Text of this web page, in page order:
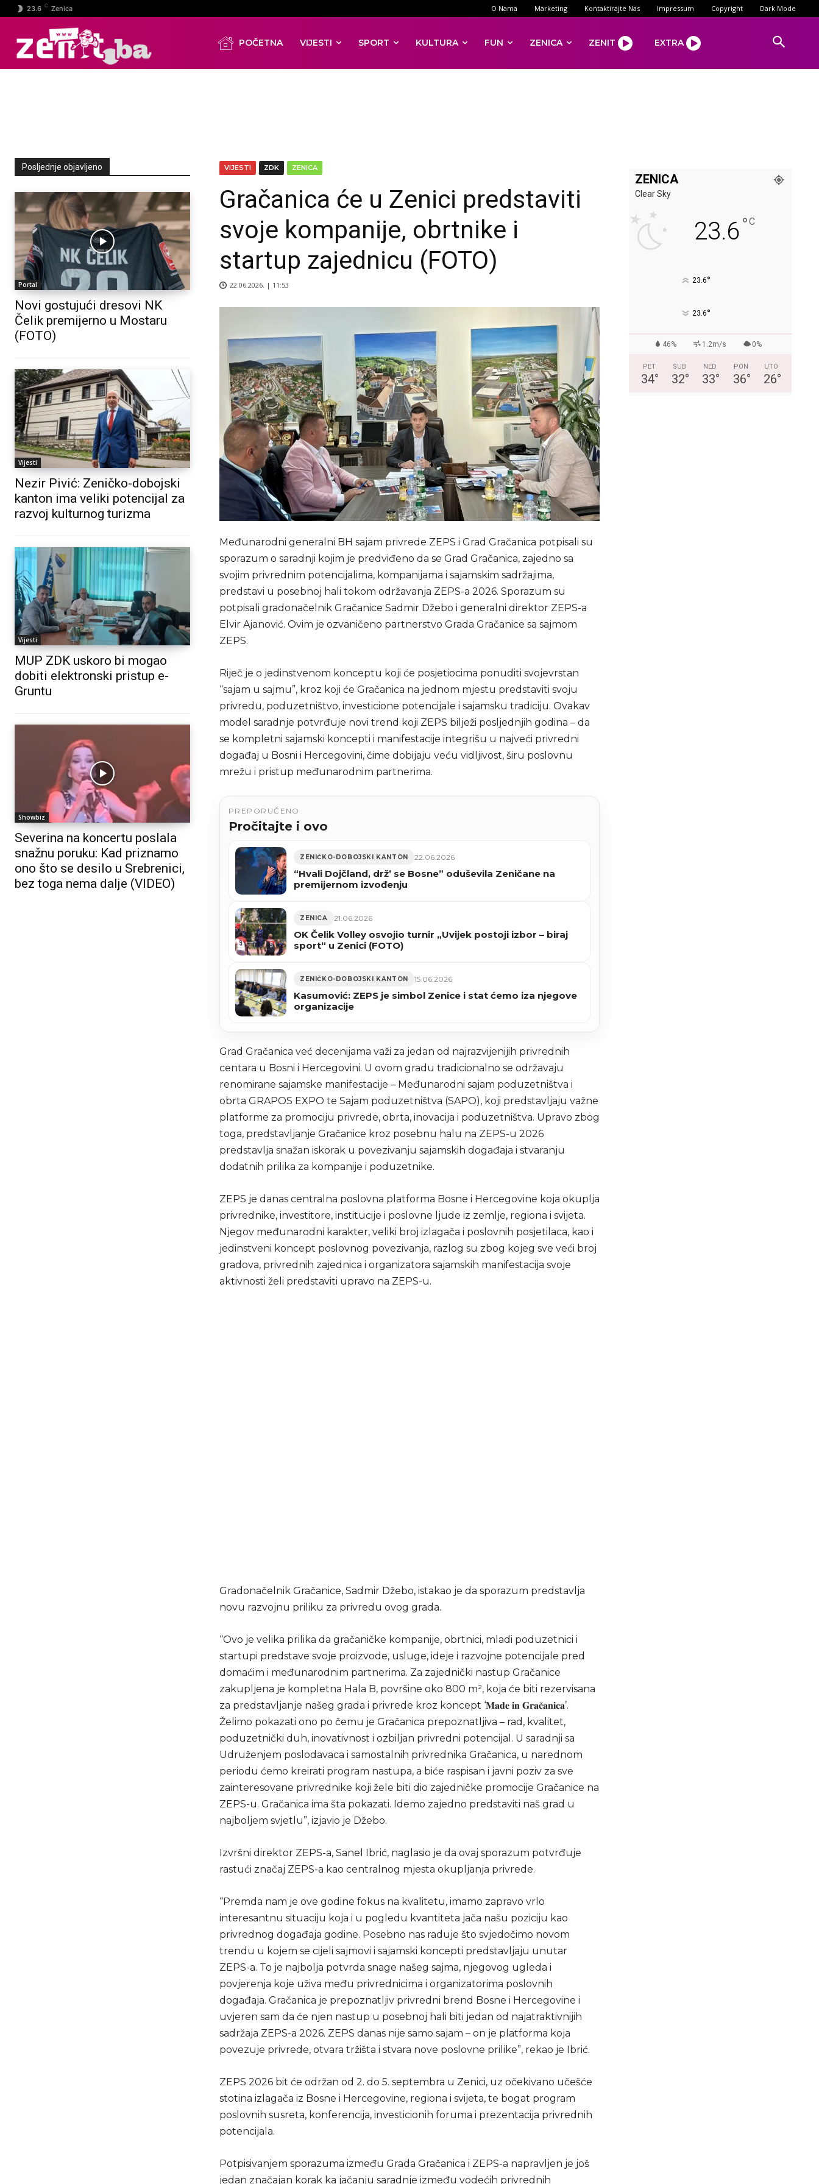
23.6 C Zenica O Nama Marketing Kontaktirajte Nas Impressum Copyright Dark Mode
POČETNA VIJESTI SPORT KULTURA FUN ZENICA ZENIT EXTRA
Posljednje objavljeno
Portal
Novi gostujući dresovi NK
Čelik premijerno u Mostaru
(FOTO)
Vijesti
Nezir Pivić: Zeničko-dobojski
kanton ima veliki potencijal za
razvoj kulturnog turizma
Vijesti
MUP ZDK uskoro bi mogao
dobiti elektronski pristup e-
Gruntu
Showbiz
Severina na koncertu poslala
snažnu poruku: Kad priznamo
ono što se desilo u Srebrenici,
bez toga nema dalje (VIDEO)
VIJESTI ZDK ZENICA
Gračanica će u Zenici predstaviti
svoje kompanije, obrtnike i
startup zajednicu (FOTO)
22.06.2026. | 11:53
Međunarodni generalni BH sajam privrede ZEPS i Grad Gračanica potpisali su
sporazum o saradnji kojim je predviđeno da se Grad Gračanica, zajedno sa
svojim privrednim potencijalima, kompanijama i sajamskim sadržajima,
predstavi u posebnoj hali tokom održavanja ZEPS-a 2026. Sporazum su
potpisali gradonačelnik Gračanice Sadmir Džebo i generalni direktor ZEPS-a
Elvir Ajanović. Ovim je ozvaničeno partnerstvo Grada Gračanice sa sajmom
ZEPS.
Riječ je o jedinstvenom konceptu koji će posjetiocima ponuditi svojevrstan
“sajam u sajmu”, kroz koji će Gračanica na jednom mjestu predstaviti svoju
privredu, poduzetništvo, investicione potencijale i sajamsku tradiciju. Ovakav
model saradnje potvrđuje novi trend koji ZEPS bilježi posljednjih godina – da
se kompletni sajamski koncepti i manifestacije integrišu u najveći privredni
događaj u Bosni i Hercegovini, čime dobijaju veću vidljivost, širu poslovnu
mrežu i pristup međunarodnim partnerima.
PREPORUČENO
Pročitajte i ovo
ZENIČKO-DOBOJSKI KANTON 22.06.2026
“Hvali Dojčland, drž’ se Bosne” oduševila Zeničane na
premijernom izvođenju
ZENICA 21.06.2026
OK Čelik Volley osvojio turnir „Uvijek postoji izbor – biraj
sport“ u Zenici (FOTO)
ZENIČKO-DOBOJSKI KANTON 15.06.2026
Kasumović: ZEPS je simbol Zenice i stat ćemo iza njegove
organizacije
Grad Gračanica već decenijama važi za jedan od najrazvijenijih privrednih
centara u Bosni i Hercegovini. U ovom gradu tradicionalno se održavaju
renomirane sajamske manifestacije – Međunarodni sajam poduzetništva i
obrta GRAPOS EXPO te Sajam poduzetništva (SAPO), koji predstavljaju važne
platforme za promociju privrede, obrta, inovacija i poduzetništva. Upravo zbog
toga, predstavljanje Gračanice kroz posebnu halu na ZEPS-u 2026
predstavlja snažan iskorak u povezivanju sajamskih događaja i stvaranju
dodatnih prilika za kompanije i poduzetnike.
ZEPS je danas centralna poslovna platforma Bosne i Hercegovine koja okuplja
privrednike, investitore, institucije i poslovne ljude iz zemlje, regiona i svijeta.
Njegov međunarodni karakter, veliki broj izlagača i poslovnih posjetilaca, kao i
jedinstveni koncept poslovnog povezivanja, razlog su zbog kojeg sve veći broj
gradova, privrednih zajednica i organizatora sajamskih manifestacija svoje
aktivnosti želi predstaviti upravo na ZEPS-u.
Gradonačelnik Gračanice, Sadmir Džebo, istakao je da sporazum predstavlja
novu razvojnu priliku za privredu ovog grada.
“Ovo je velika prilika da gračaničke kompanije, obrtnici, mladi poduzetnici i
startupi predstave svoje proizvode, usluge, ideje i razvojne potencijale pred
domaćim i međunarodnim partnerima. Za zajednički nastup Gračanice
zakupljena je kompletna Hala B, površine oko 800 m², koja će biti rezervisana
za predstavljanje našeg grada i privrede kroz koncept ‘𝐌𝐚𝐝𝐞 𝐢𝐧 𝐆𝐫𝐚𝐜̌𝐚𝐧𝐢𝐜𝐚’.
Želimo pokazati ono po čemu je Gračanica prepoznatljiva – rad, kvalitet,
poduzetnički duh, inovativnost i ozbiljan privredni potencijal. U saradnji sa
Udruženjem poslodavaca i samostalnih privrednika Gračanica, u narednom
periodu ćemo kreirati program nastupa, a biće raspisan i javni poziv za sve
zainteresovane privrednike koji žele biti dio zajedničke promocije Gračanice na
ZEPS-u. Gračanica ima šta pokazati. Idemo zajedno predstaviti naš grad u
najboljem svjetlu”, izjavio je Džebo.
Izvršni direktor ZEPS-a, Sanel Ibrić, naglasio je da ovaj sporazum potvrđuje
rastući značaj ZEPS-a kao centralnog mjesta okupljanja privrede.
“Premda nam je ove godine fokus na kvalitetu, imamo zapravo vrlo
interesantnu situaciju koja i u pogledu kvantiteta jača našu poziciju kao
privrednog događaja godine. Posebno nas raduje što svjedočimo novom
trendu u kojem se cijeli sajmovi i sajamski koncepti predstavljaju unutar
ZEPS-a. To je najbolja potvrda snage našeg sajma, njegovog ugleda i
povjerenja koje uživa među privrednicima i organizatorima poslovnih
događaja. Gračanica je prepoznatljiv privredni brend Bosne i Hercegovine i
uvjeren sam da će njen nastup u posebnoj hali biti jedan od najatraktivnijih
sadržaja ZEPS-a 2026. ZEPS danas nije samo sajam – on je platforma koja
povezuje privrede, otvara tržišta i stvara nove poslovne prilike”, rekao je Ibrić.
ZEPS 2026 bit će održan od 2. do 5. septembra u Zenici, uz očekivano učešće
stotina izlagača iz Bosne i Hercegovine, regiona i svijeta, te bogat program
poslovnih susreta, konferencija, investicionih foruma i prezentacija privrednih
potencijala.
Potpisivanjem sporazuma između Grada Gračanica i ZEPS-a napravljen je još
jedan značajan korak ka jačanju saradnje između vodećih privrednih
ZENICA
Clear Sky
23.6°C
23.6°
23.6°
46% 1.2m/s 0%
PET
34°
SUB
32°
NED
33°
PON
36°
UTO
26°